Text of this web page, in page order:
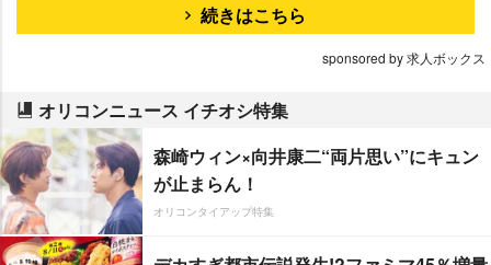
続きはこちら
sponsored by 求人ボックス
オリコンニュース イチオシ特集
森崎ウィン×向井康二“両片思い”にキュン
が止まらん！
オリコンタイアップ特集